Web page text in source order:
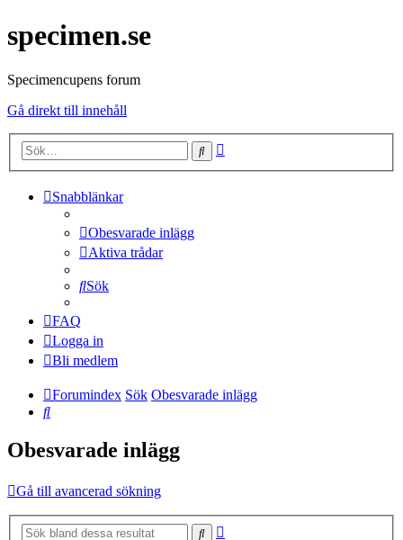
specimen.se
Specimencupens forum
Gå direkt till innehåll
Sök
Snabblänkar
Obesvarade inlägg
Aktiva trådar
Sök
FAQ
Logga in
Bli medlem
Forumindex Sök Obesvarade inlägg
Sök
Obesvarade inlägg
Gå till avancerad sökning
Sök